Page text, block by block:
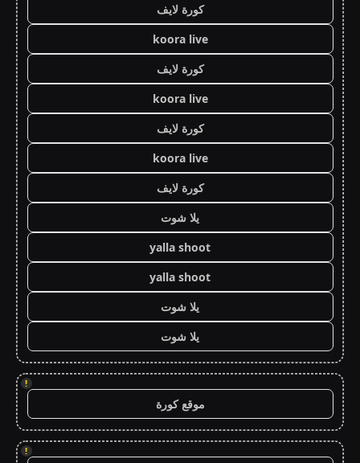
كورة لايف
koora live
كورة لايف
koora live
كورة لايف
koora live
كورة لايف
يلا شوت
yalla shoot
yalla shoot
يلا شوت
يلا شوت
!
موقع كورة
!